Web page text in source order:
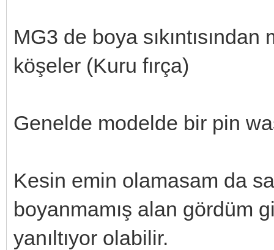
MG3 de boya
köşeler (Kuru fırça)
Genelde modelde bir pin
Kesin emin olamasam da
boyanmamış alan gördüm
yanıltıyor olabilir.